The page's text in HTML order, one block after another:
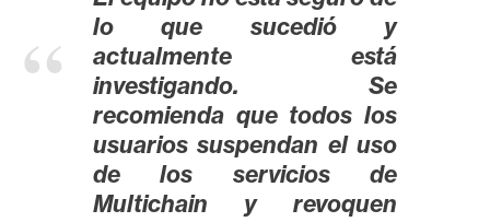
lo que sucedió y
actualmente está
investigando. Se
recomienda que todos los
usuarios suspendan el uso
de los servicios de
Multichain y revoquen